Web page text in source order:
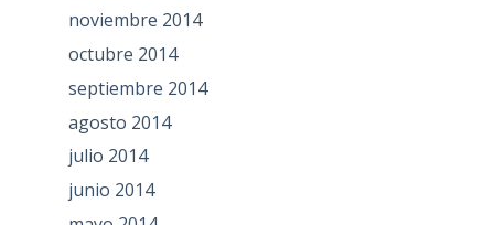
noviembre 2014
octubre 2014
septiembre 2014
agosto 2014
julio 2014
junio 2014